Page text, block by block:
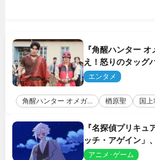
『角醒ハンター
え！怒りのタッグ
がハンターバトル
エンタメ
角醒ハンター オメガ... 楢原聖 国
『名探偵プリキュ
ッチ・アゲイン」
告状が届く
アニメ･ゲーム